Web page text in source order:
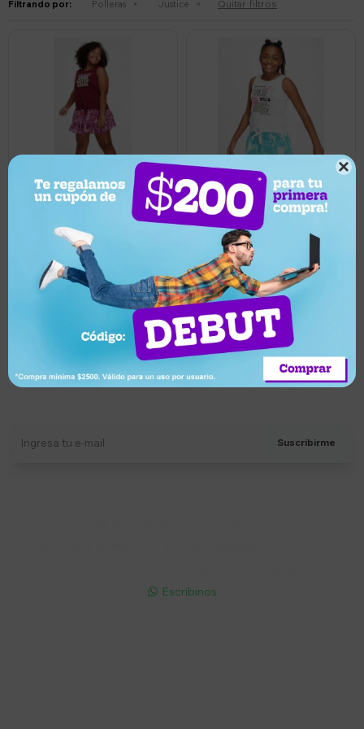

Filtrando por: Polleras Justice Quitar filtros
Pollera mini bordeaux para
niña Justice - Bordó
Llega pasado mañana
UYU 1.195
Pollera mini turquesa para
niña Justice - Celeste
Llega pasado mañana
Suscríbete a nuestro newsletter
Suscribirme
 Escribinos